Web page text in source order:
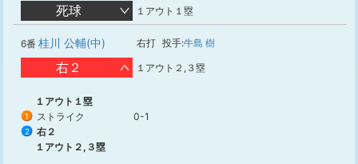
死球 １アウト１塁
6番 桂川 公輔(中) 右打 投手:牛島 樹
右２ １アウト２,３塁
１アウト１塁
1 ストライク 0-1
2
右２
１アウト２,３塁